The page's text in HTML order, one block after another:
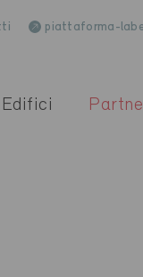
piattaforma-
Edifici